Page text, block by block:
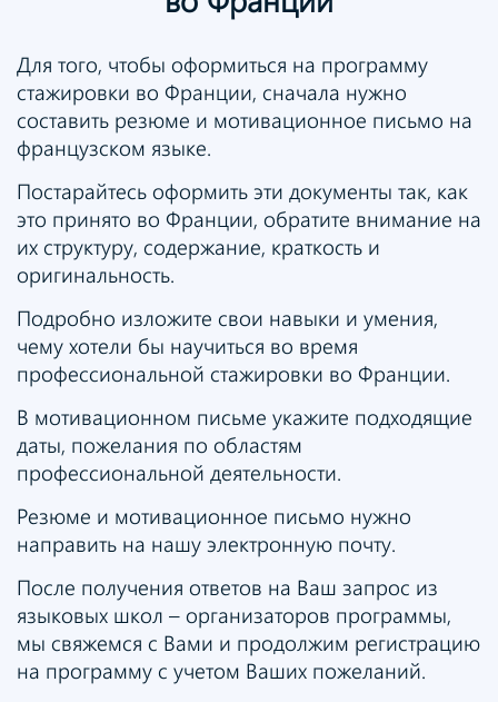
Для того, чтобы оформиться на программу
стажировки во Франции, сначала нужно
составить резюме и мотивационное письмо на
французском языке.
Постарайтесь оформить эти документы так, как
это принято во Франции, обратите внимание на
их структуру, содержание, краткость и
оригинальность.
Подробно изложите свои навыки и умения,
чему хотели бы научиться во время
профессиональной стажировки во Франции.
В мотивационном письме укажите подходящие
даты, пожелания по областям
профессиональной деятельности.
Резюме и мотивационное письмо нужно
направить на нашу электронную почту.
После получения ответов на Ваш запрос из
языковых школ – организаторов программы,
мы свяжемся с Вами и продолжим регистрацию
на программу с учетом Ваших пожеланий.